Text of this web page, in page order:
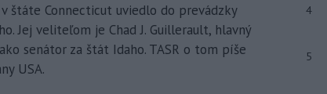
štáte Connecticut uviedlo do prevádzky
Jej veliteľom je Chad J. Guillerault, hlavný
senátor za štát Idaho. TASR o tom píše
USA.
4
5